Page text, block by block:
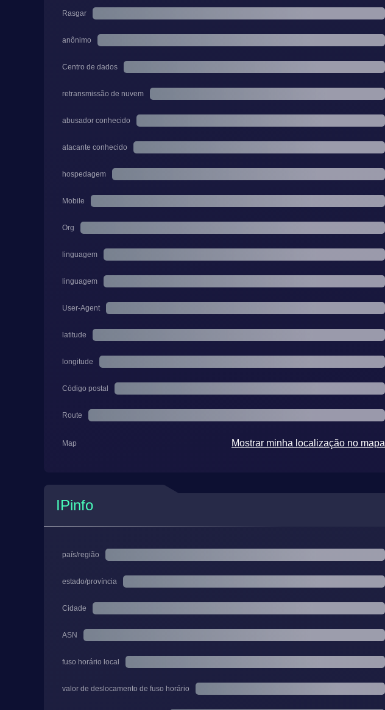
Rasgar
anônimo
Centro de dados
retransmissão de nuvem
abusador conhecido
atacante conhecido
hospedagem
Mobile
Org
linguagem
linguagem
User-Agent
latitude
longitude
Código postal
Route
Map Mostrar minha localização no mapa
IPinfo
país/região
estado/província
Cidade
ASN
fuso horário local
valor de deslocamento de fuso horário